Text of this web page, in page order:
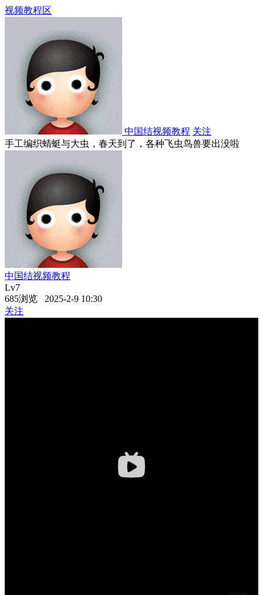
视频教程区
中国结视频教程 关注
手工编织蜻蜓与大虫，春天到了，各种飞虫鸟兽要出没啦
中国结视频教程
Lv7
685浏览 2025-2-9 10:30
关注